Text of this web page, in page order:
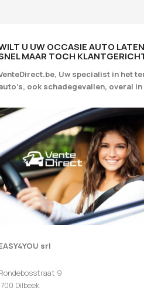
U UW OCCASIE AUTO
MAAR TOCH
Uw specialist in het
ook schadegevallen, overal
srl
9
Dilbeek